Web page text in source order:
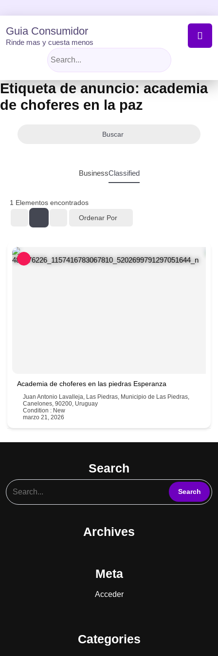
to
content
Guia Consumidor
Rinde mas y cuesta menos
Etiqueta de anuncio:academia
de choferes en la paz
Buscar
BusinessClassified
1 Elementos encontrados
Ordenar Por
Academia de choferes en las piedras Esperanza
Juan Antonio Lavalleja, Las Piedras, Municipio de Las Piedras,
Canelones, 90200, Uruguay
Condition : New
marzo 21, 2026
Search
Archives
Meta
Acceder
Categories